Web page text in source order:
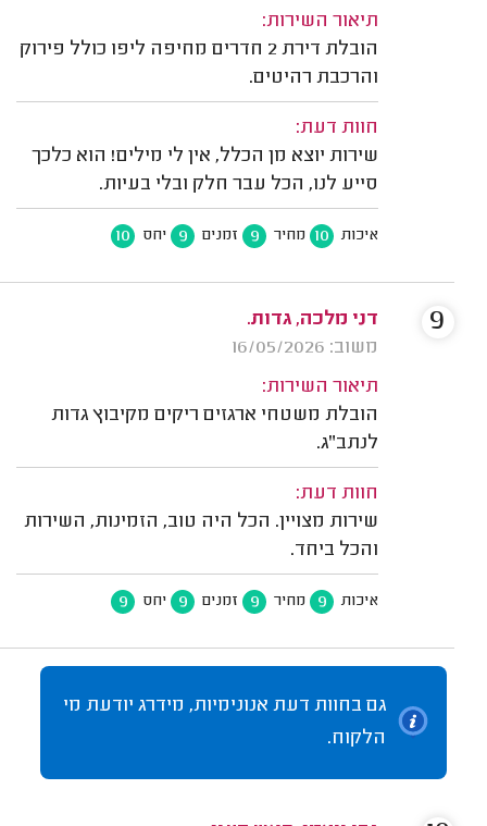
תיאור השירות:
הובלת דירת 2 חדרים מחיפה ליפו כולל פירוק
והרכבת רהיטים.
חוות דעת:
שירות יוצא מן הכלל, אין לי מילים! הוא כלכך
סייע לנו, הכל עבר חלק ובלי בעיות.
איכות 10 מחיר 9 זמנים 9 יחס 10
דני מלכה, גדות.
משוב: 16/05/2026
תיאור השירות:
הובלת משטחי ארגזים ריקים מקיבוץ גדות
לנתב"ג.
חוות דעת:
שירות מצויין. הכל היה טוב, הזמינות, השירות
והכל ביחד.
איכות 9 מחיר 9 זמנים 9 יחס 9
9
גם בחוות דעת אנונימיות, מידרג יודעת מי
הלקוח.